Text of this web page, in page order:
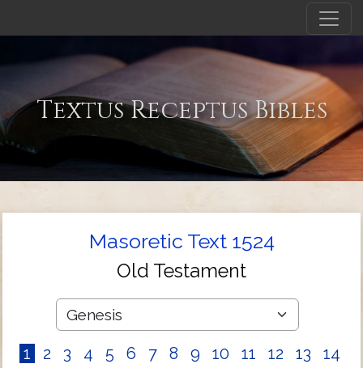
Textus Receptus Bibles
Masoretic Text 1524
Old Testament
1 2 3 4 5 6 7 8 9 10 11 12 13
14